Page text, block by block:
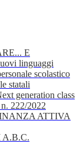
E
linguaggi
scolastico
statali
generation class
222/2022
ATTIVA